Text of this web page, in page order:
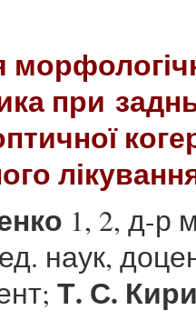
при
1, 2, д-р
наук,
Т. С.